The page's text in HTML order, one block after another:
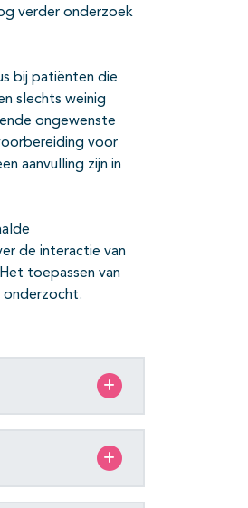
verder onderzoek
bij patiënten die
slechts weinig
ongewenste
voor
aanvulling zijn in
de interactie van
toepassen van
onderzocht.